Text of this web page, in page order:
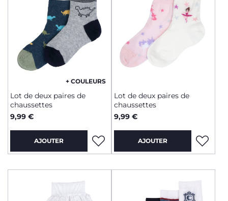
+ COULEURS
Lot de deux paires de
chaussettes
9,99 €
AJOUTER
Lot de deux paires de
chaussettes
9,99 €
AJOUTER